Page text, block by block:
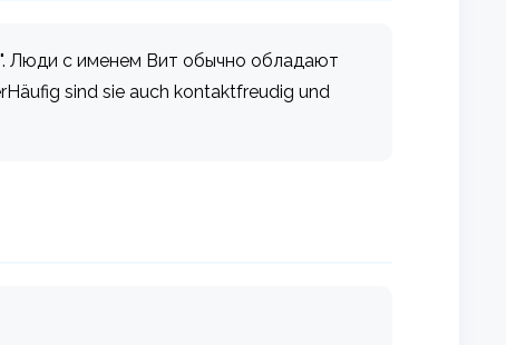
Люди с именем Вит обычно обладают
sind sie auch kontaktfreudig und